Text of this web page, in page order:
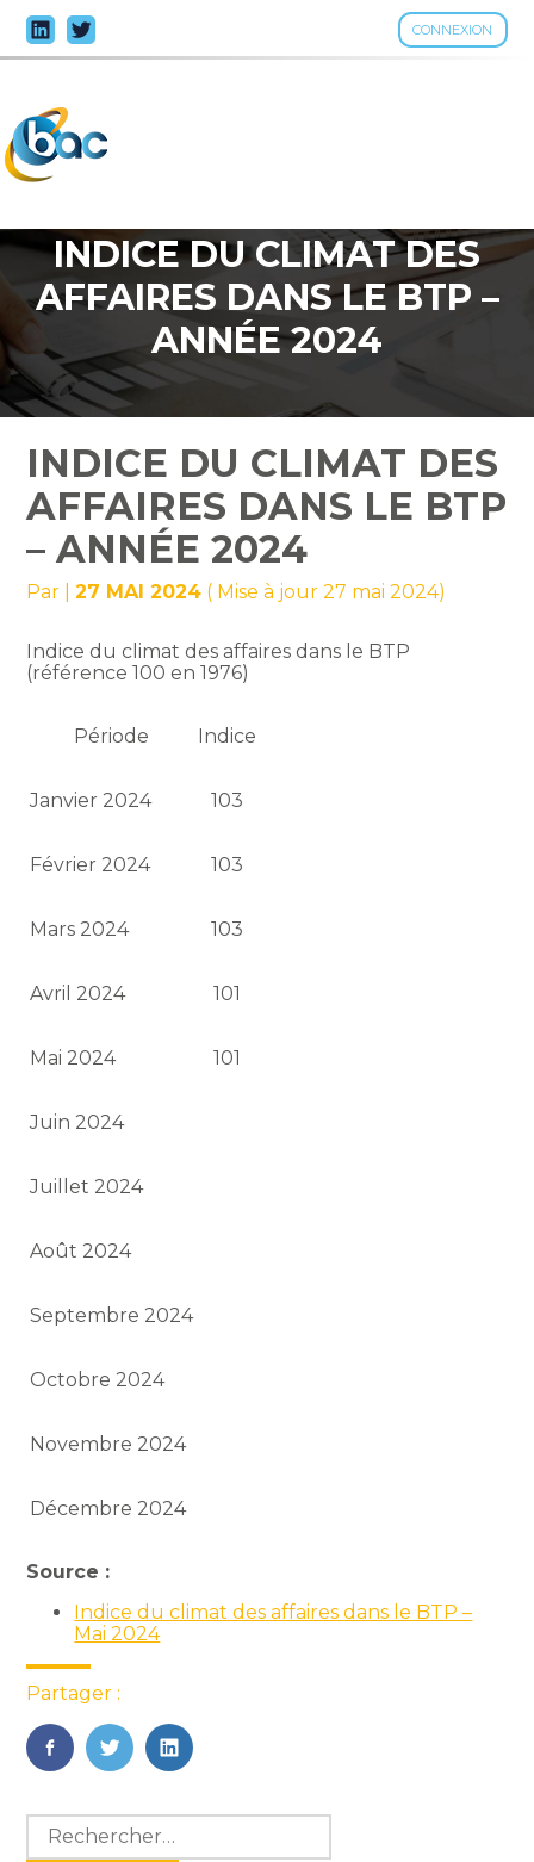
CONNEXION
Aller
au
INDICE DU CLIMAT DES
AFFAIRES DANS LE BTP –
ANNÉE 2024
INDICE DU CLIMAT DES
AFFAIRES DANS LE BTP
– ANNÉE 2024
Par |27 MAI 2024 ( Mise à jour 27 mai 2024)
Indice du climat des affaires dans le BTP
(référence 100 en 1976)
Période Indice
Janvier 2024 103
Février 2024 103
Mars 2024 103
Avril 2024 101
Mai 2024 101
Juin 2024
Juillet 2024
Août 2024
Septembre 2024
Octobre 2024
Novembre 2024
Décembre 2024
Source :
Indice du climat des affaires dans le BTP –
Mai 2024
Partager :
FaceBook
TwitterLinkedIn
Blog
sidebar
Rechercher :